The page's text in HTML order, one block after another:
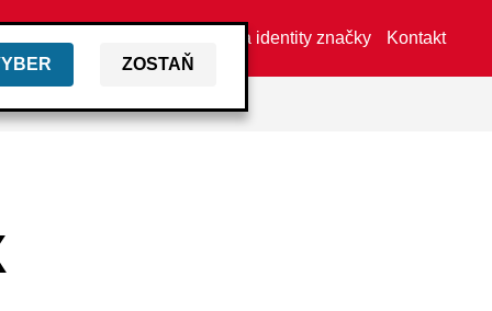
ZOSTAŇ
Aktíva identity značky Kontakt